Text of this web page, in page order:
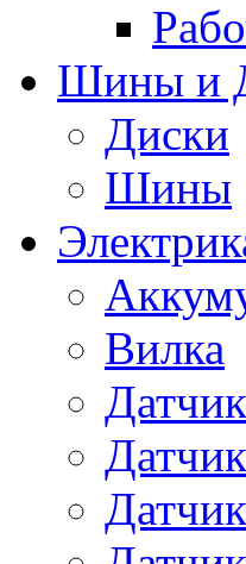
Шины и
Диски
Шины
Вилка